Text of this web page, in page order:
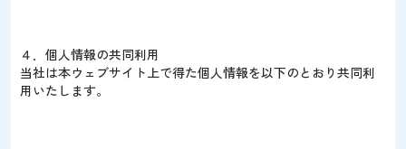
４．個人情報の共同利用
当社は本ウェブサイト上で得た個人情報を以下のとおり共同利
用いたします。